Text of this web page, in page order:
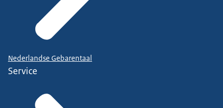
Nederlandse Gebarentaal
Service